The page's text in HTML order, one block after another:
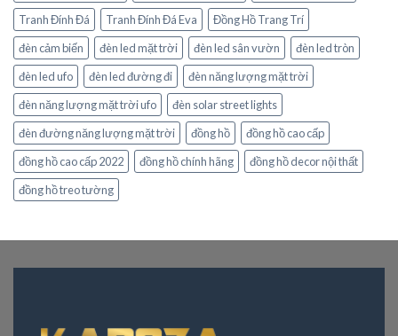
Tranh Đính Đá
Tranh Đính Đá Eva
Đồng Hồ Trang Trí
đèn cảm biến
đèn led mặt trời đèn led sân vườn
đèn led tròn
đèn led ufo
đèn led đường đi
đèn năng lượng mặt trời
đèn năng lượng mặt trời ufo
đèn solar street lights
đèn đường năng lượng mặt trời
đồng hồ
đồng hồ cao cấp
đồng hồ cao cấp 2022
đồng hồ chính hãng
đồng hồ decor nội thất
đồng hồ treo tường